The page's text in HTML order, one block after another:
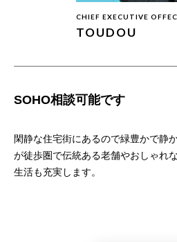
CHIEF EXECUTIVE
TOUDOU
SOHO相談可能です
閑静な住宅街にあるので緑豊かで静
が徒歩圏で伝統ある老舗やおしゃれ
生活も充実します。